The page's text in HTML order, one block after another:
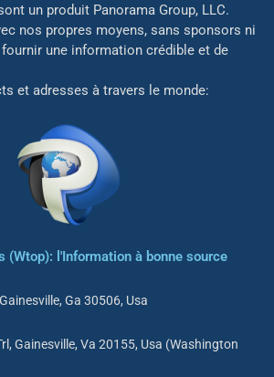
un produit Panorama Group, LLC.
nos propres moyens, sans sponsors ni
une information crédible et de
et adresses à travers le monde:
(Wtop): l'Information à bonne source
Ga 30506, Usa
Gainesville, Va 20155, Usa (Washington